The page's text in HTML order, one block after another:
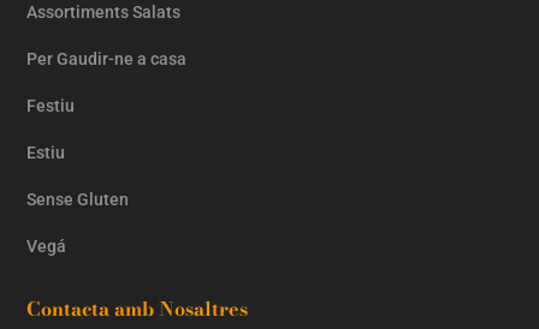
Assortiments Salats
Per Gaudir-ne a casa
Festiu
Estiu
Sense Gluten
Vegá
Contacta amb Nosaltres